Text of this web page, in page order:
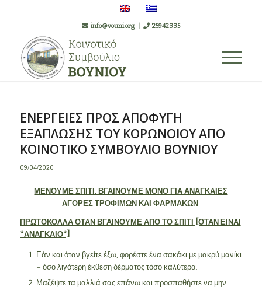
info@vouni.org| 25942335
ΕΝΕΡΓΕΙΕΣ ΠΡΟΣ ΑΠΟΦΥΓΗ
ΕΞΑΠΛΩΣΗΣ ΤΟΥ ΚΟΡΩΝΟΙΟΥ ΑΠΟ
ΚΟΙΝΟΤΙΚΟ ΣΥΜΒΟΥΛΙΟ ΒΟΥΝΙΟΥ
09/04/2020
ΜΕΝΟΥΜΕ ΣΠΙΤΙ. ΒΓΑΙΝΟΥΜΕ ΜΟΝΟ ΓΙΑ ΑΝΑΓΚΑΙΕΣ
ΑΓΟΡΕΣ ΤΡΟΦΙΜΩΝ ΚΑΙ ΦΑΡΜΑΚΩΝ
ΠΡΩΤΟΚΟΛΛΑ ΟΤΑΝ ΒΓΑΙΝΟΥΜΕ ΑΠΟ ΤΟ ΣΠΙΤΙ [ΟΤΑΝ ΕΙΝΑΙ
*ΑΝΑΓΚΑΙΟ*]
Εάν και όταν βγείτε έξω, φορέστε ένα σακάκι με μακρύ μανίκι
– όσο λιγότερη έκθεση δέρματος τόσο καλύτερα.
Μαζέψτε τα μαλλιά σας επάνω και προσπαθήστε να μην